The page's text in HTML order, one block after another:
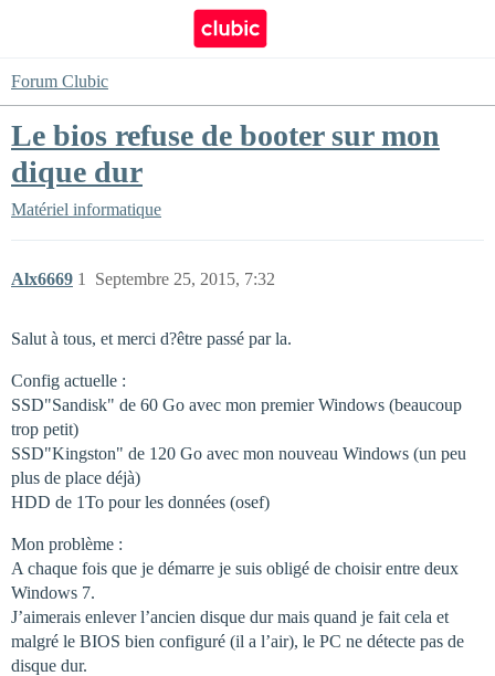
Forum Clubic
Le bios refuse de booter sur mon
dique dur
Matériel informatique
Alx6669 Septembre 25, 2015, 7:32
1
Salut à tous, et merci d?être passé par la.
Config actuelle :
SSD"Sandisk" de 60 Go avec mon premier Windows (beaucoup
trop petit)
SSD"Kingston" de 120 Go avec mon nouveau Windows (un peu
plus de place déjà)
HDD de 1To pour les données (osef)
Mon problème :
A chaque fois que je démarre je suis obligé de choisir entre deux
Windows 7.
J’aimerais enlever l’ancien disque dur mais quand je fait cela et
malgré le BIOS bien configuré (il a l’air), le PC ne détecte pas de
disque dur.